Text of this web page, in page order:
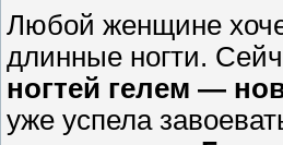
Любой женщине
длинные ногти.
ногтей гелем —
уже успела